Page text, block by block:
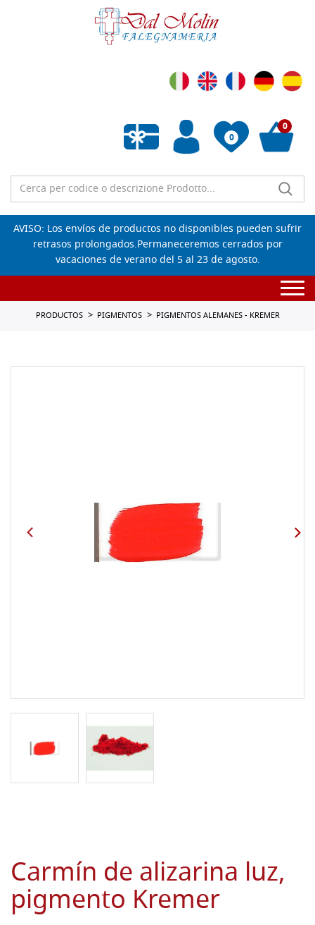
0
Lista de deseos vacía
0
AVISO: Los envíos de productos no disponibles pueden sufrir
retrasos prolongados.Permaneceremos cerrados por
vacaciones de verano del 5 al 23 de agosto.
PRODUCTOS PIGMENTOS PIGMENTOS ALEMANES - KREMER
Carmín de alizarina luz,
pigmento Kremer